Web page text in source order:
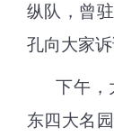
纵队，曾
孔向大家诉
下午，
东四大名